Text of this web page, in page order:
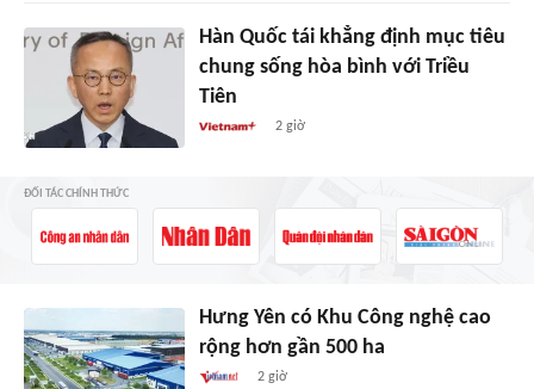
Hàn Quốc tái khẳng định mục tiêu
chung sống hòa bình với Triều
Tiên
2 giờ
ĐỐI TÁC CHÍNH THỨC
Hưng Yên có Khu Công nghệ cao
rộng hơn gần 500 ha
2 giờ